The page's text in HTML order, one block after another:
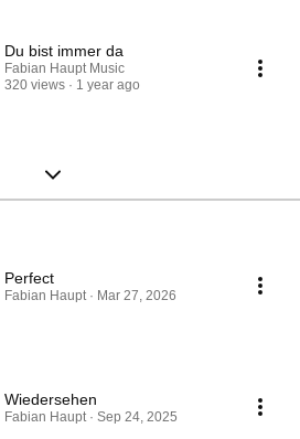
Du bist immer da
Fabian Haupt Music
320 views
1 year ago
Perfect
Fabian Haupt · Mar 27, 2026
Wiedersehen
Fabian Haupt · Sep 24, 2025